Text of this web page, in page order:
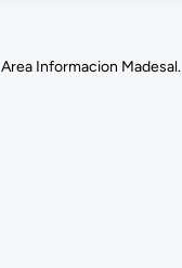
Area Informacion Madesal.